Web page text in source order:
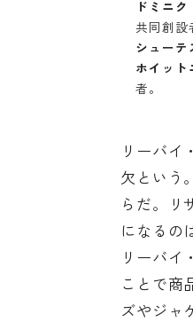
ドミニ
共同創設
シューテ
ホイット
者。
リーバイ
欠という
らだ。リ
になるの
リーバイ
ことで商
ズやジャ